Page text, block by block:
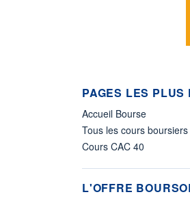
PAGES LES PLUS
Accueil Bourse
Tous les cours boursiers
Cours CAC 40
L'OFFRE